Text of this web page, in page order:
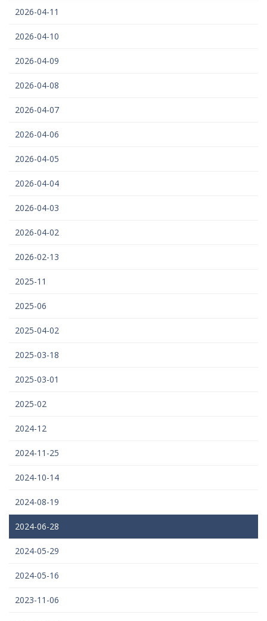
2026-04-11
2026-04-10
2026-04-09
2026-04-08
2026-04-07
2026-04-06
2026-04-05
2026-04-04
2026-04-03
2026-04-02
2026-02-13
2025-11
2025-06
2025-04-02
2025-03-18
2025-03-01
2025-02
2024-12
2024-11-25
2024-10-14
2024-08-19
2024-06-28
2024-05-29
2024-05-16
2023-11-06